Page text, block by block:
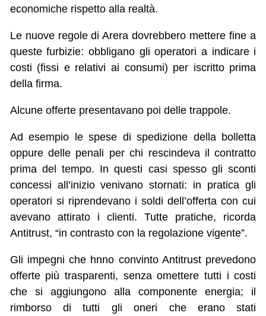
economiche rispetto alla realtà.
Le nuove regole di Arera dovrebbero mettere fine a
queste furbizie: obbligano gli operatori a indicare i
costi (fissi e relativi ai consumi) per iscritto prima
della firma.
Alcune offerte presentavano poi delle trappole.
Ad esempio le spese di spedizione della bolletta
oppure delle penali per chi rescindeva il contratto
prima del tempo. In questi casi spesso gli sconti
concessi all’inizio venivano stornati: in pratica gli
operatori si riprendevano i soldi dell’offerta con cui
avevano attirato i clienti. Tutte pratiche, ricorda
Antitrust, “in contrasto con la regolazione vigente”.
Gli impegni che hnno convinto Antitrust prevedono
offerte più trasparenti, senza omettere tutti i costi
che si aggiungono alla componente energia; il
rimborso di tutti gli oneri che erano stati